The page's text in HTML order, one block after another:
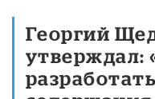
Георгий
утверждал: